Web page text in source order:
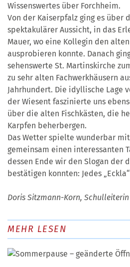
Wissenswertes über Forchheim.
Von der Kaiserpfalz ging es über
spektakulärer Aussicht, in das
Mauer, wo eine Kollegin den
ausprobieren konnte. Danach
sehenswerte St. Martinskirche
zu sehr alten Fachwerkhäusern
Jahrhundert. Die idyllische Lage
der Wiesent faszinierte uns
über die alten Fischkästen, die
Karpfen beherbergen.
Das Wetter spielte wunderbar
gemeinsam einen interessanten
dessen Ende wir den Slogan der
bestätigen konnten: Jedes
Doris Sitzmann-Korn, Schulleiterin
MEHR LESEN